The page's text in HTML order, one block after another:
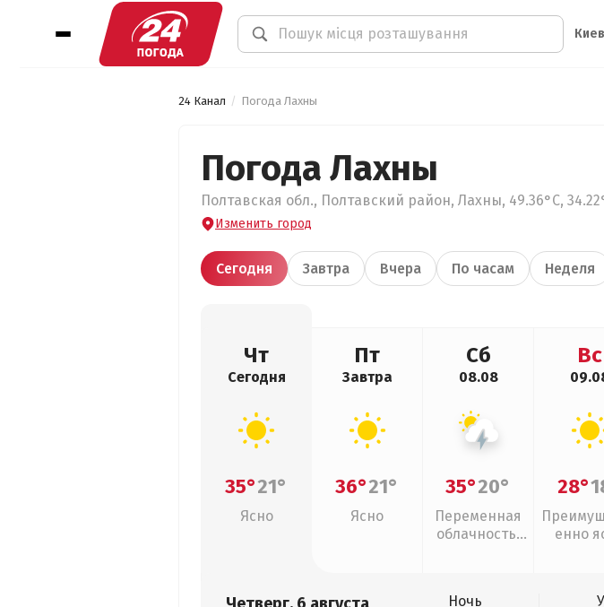
Киев
24 Канал Погода Лахны
Погода Лахны
Полтавская обл., Полтавский район, Лахны, 49.36°С,
Изменить город
Сегодня Завтра Вчера По часам Неделя
Чт
Сегодня
35°21°
Ясно
Пт
Завтра
36°21°
Ясно
Сб
08.08
35°20°
Переменная
облачность,
Вс
28°
енно
Ночь